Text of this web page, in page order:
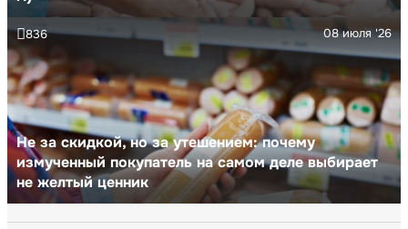
Не за скидкой, но за утешением: почему
измученный покупатель на самом деле выбирает
не желтый ценник
08 июля '26
836